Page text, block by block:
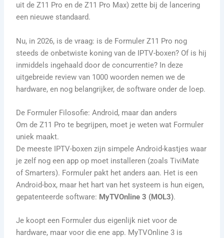
uit de Z11 Pro en de Z11 Pro Max) zette bij de lancering
een nieuwe standaard.
Nu, in 2026, is de vraag: is de Formuler Z11 Pro nog
steeds de onbetwiste koning van de IPTV-boxen? Of is hij
inmiddels ingehaald door de concurrentie? In deze
uitgebreide review van 1000 woorden nemen we de
hardware, en nog belangrijker, de software onder de loep.
De Formuler Filosofie: Android, maar dan anders
Om de Z11 Pro te begrijpen, moet je weten wat Formuler
uniek maakt.
De meeste IPTV-boxen zijn simpele Android-kastjes waar
je zelf nog een app op moet installeren (zoals TiviMate
of Smarters). Formuler pakt het anders aan. Het is een
Android-box, maar het hart van het systeem is hun eigen,
gepatenteerde software: MyTVOnline 3 (MOL3).
Je koopt een Formuler dus eigenlijk niet voor de
hardware, maar voor die ene app. MyTVOnline 3 is